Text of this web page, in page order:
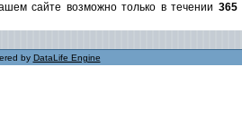
сайте возможно только в течении 365
by DataLife Engine